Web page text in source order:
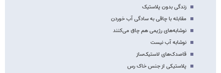
زندگی بدون پلاستیک
مقابله با چاقی به سادگی آب خوردن
نوشابه‌های رژیمی هم چاق می‌کنند
نوشابه آب نیست
قاصدک‌های لاستیک‌ساز
پلاستیکی از جنس خاک رس